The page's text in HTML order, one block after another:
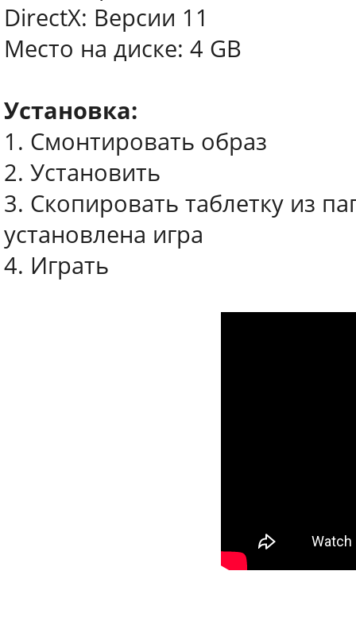
DirectX: Версии 11
Место на диске: 4 GB
Установка:
1. Смонтировать образ
2. Установить
3. Скопировать таблетку из
установлена игра
4. Играть